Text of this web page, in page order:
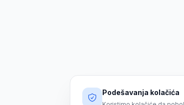
Podešavanja kolačića